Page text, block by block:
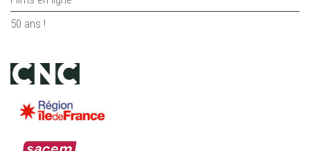
50 ans !